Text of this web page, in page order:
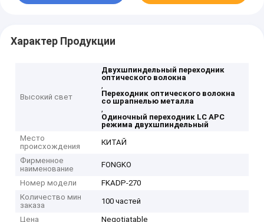
Характер Продукции
Высокий свет
Двухшпиндельный переходник
оптического волокна
,
Переходник оптического волокна
со шрапнелью металла
,
Одиночный переходник LC APC
режима двухшпиндельный
Место
происхождения
КИТАЙ
Фирменное
наименование
FONGKO
Номер модели
FKADP-270
Количество мин
заказа
100 частей
Цена Negotiatable